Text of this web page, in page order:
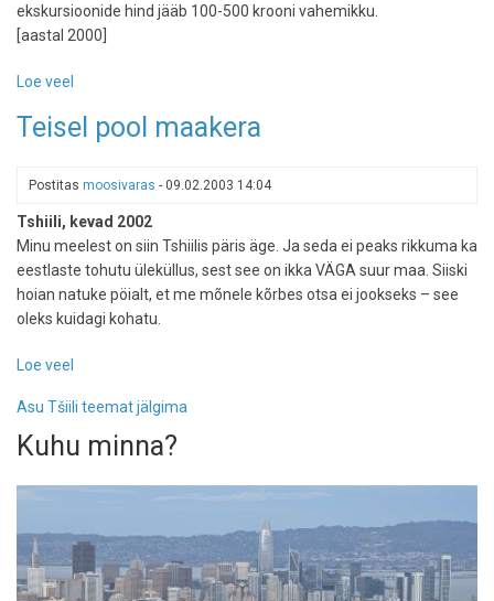
ekskursioonide hind jääb 100-500 krooni vahemikku.
[aastal 2000]
Loe veel
Tsiili:
mäed,
ja
UFOd
Teisel pool maakera
Postitas moosivaras - 09.02.2003 14:04
Tshiili, kevad 2002
Minu meelest on siin Tshiilis päris äge. Ja seda ei peaks rikkuma ka
eestlaste tohutu üleküllus, sest see on ikka VÄGA suur maa. Siiski
hoian natuke pöialt, et me mõnele kõrbes otsa ei jookseks – see
oleks kuidagi kohatu.
Loe veel
pool
maakera
Asu Tšiili teemat jälgima
Kuhu minna?